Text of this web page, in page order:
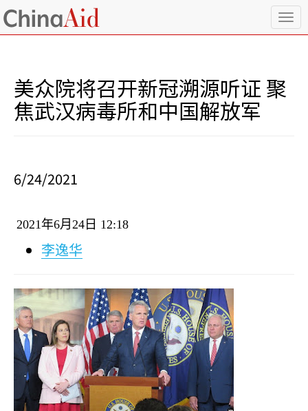
T
o
n
美众院将召开新冠溯源听证 聚
焦武汉病毒所和中国解放军
6/24/2021
2021年6月 24 日 12:18
李逸华